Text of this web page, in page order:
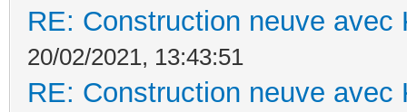
RE: Construction neuve avec
20/02/2021, 13:43:51
RE: Construction neuve avec